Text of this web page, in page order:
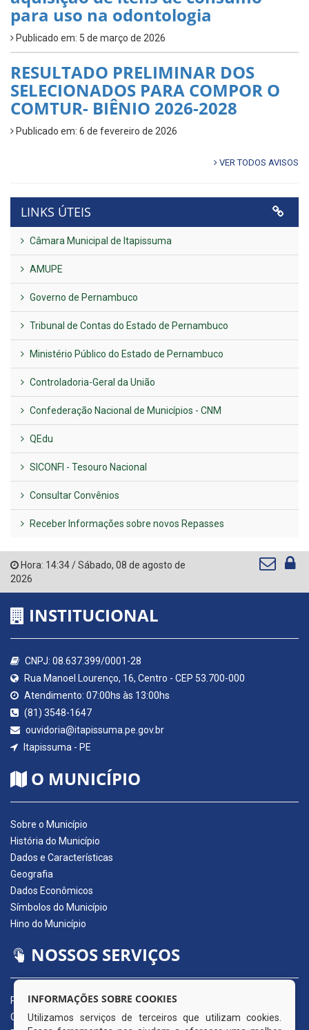
para uso na odontologia
Publicado em: 5 de março de 2026
RESULTADO PRELIMINAR DOS
SELECIONADOS PARA COMPOR O
COMTUR- BIÊNIO 2026-2028
Publicado em: 6 de fevereiro de 2026
VER TODOS AVISOS
LINKS ÚTEIS
Câmara Municipal de Itapissuma
AMUPE
Governo de Pernambuco
Tribunal de Contas do Estado de Pernambuco
Ministério Público do Estado de Pernambuco
Controladoria-Geral da União
Confederação Nacional de Municípios - CNM
QEdu
SICONFI - Tesouro Nacional
Consultar Convênios
Receber Informações sobre novos Repasses
Hora: 14:34/Sábado, 08 de agosto de
2026
INSTITUCIONAL
CNPJ: 08.637.399/0001-28
Rua Manoel Lourenço, 16, Centro - CEP 53.700-000
Atendimento: 07:00hs às 13:00hs
(81) 3548-1647
ouvidoria@itapissuma.pe.gov.br
Itapissuma - PE
O MUNICÍPIO
Sobre o Município
História do Município
Dados e Características
Geografia
Dados Econômicos
Símbolos do Município
Hino do Município
NOSSOS SERVIÇOS
Portal da Transparência
Carta de Serviços ao Usuário
INFORMAÇÕES SOBRE COOKIES
Utilizamos serviços de terceiros que utilizam cookies.